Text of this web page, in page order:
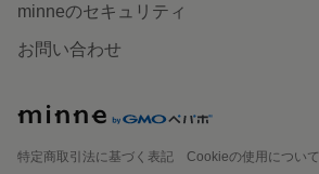
minneのセキュリティ
お問い合わせ
特定商取引法に基づく表記
Cookieの使用について